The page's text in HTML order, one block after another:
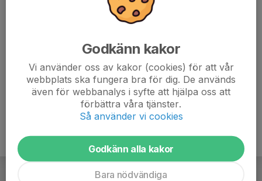
Godkänn kakor
Vi använder oss av kakor (cookies) för att vår
webbplats ska fungera bra för dig. De används
även för webbanalys i syfte att hjälpa oss att
förbättra våra tjänster.
Så använder vi cookies
Godkänn alla kakor
Bara nödvändiga